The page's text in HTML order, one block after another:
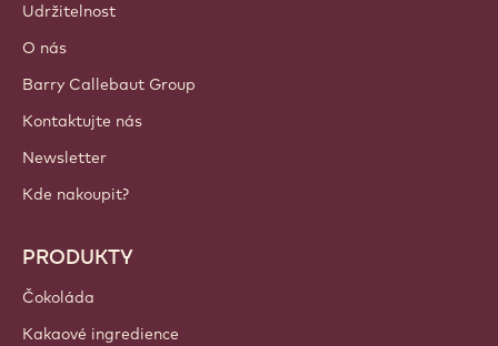
Udržitelnost
O nás
Barry Callebaut Group
Kontaktujte nás
Newsletter
Kde nakoupit?
PRODUKTY
Čokoláda
Kakaové ingredience